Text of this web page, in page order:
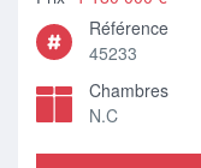
Référence
45233
Chambres
N.C